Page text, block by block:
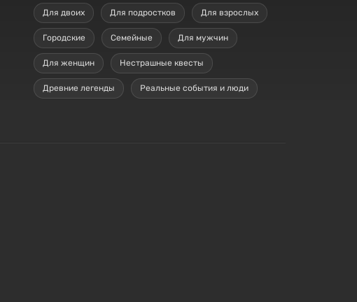
Для двоих Для подростков Для взрослых
Городские Семейные Для мужчин
Для женщин Нестрашные квесты
Древние легенды Реальные события и люди